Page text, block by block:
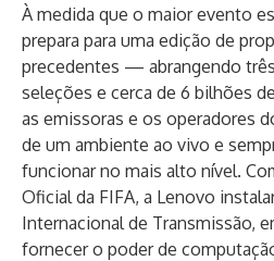
À medida que o maior evento
prepara para uma edição de
precedentes — abrangendo
seleções e cerca de 6 bilhões
as emissoras e os operadores
de um ambiente ao vivo e
funcionar no mais alto nível.
Oficial da FIFA, a Lenovo
Internacional de Transmissão,
fornecer o poder de